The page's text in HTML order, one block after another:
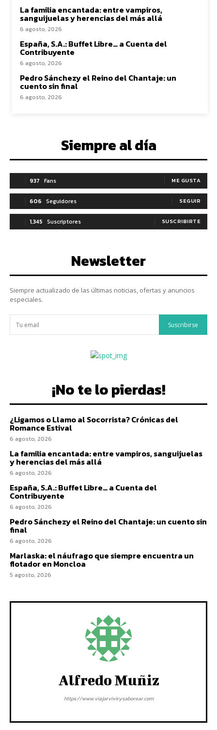
La familia encantada: entre vampiros,
sanguijuelas y herencias del más allá
6 agosto, 2026
España, S.A.: Buffet Libre… a Cuenta del
Contribuyente
6 agosto, 2026
Pedro Sánchezy el Reino del Chantaje: un
cuento sin final
6 agosto, 2026
Siempre al día
937 Fans ME GUSTA
606 Seguidores SEGUIR
1,345 Suscriptores SUSCRIBIRTE
Newsletter
Siempre actualizado de las últimas noticias, ofertas y anuncios
especiales.
Suscribirse
¡No te lo pierdas!
¿Ligamos o Llamo al Socorrista? Crónicas del
Romance Estival
6 agosto, 2026
La familia encantada: entre vampiros, sanguijuelas
y herencias del más allá
6 agosto, 2026
España, S.A.: Buffet Libre… a Cuenta del
Contribuyente
6 agosto, 2026
Pedro Sánchezy el Reino del Chantaje: un cuento sin
final
6 agosto, 2026
Marlaska: el náufrago que siempre encuentra un
flotador en Moncloa
5 agosto, 2026
Alfredo Muñiz
https://www.viajarvivirysaborear.com